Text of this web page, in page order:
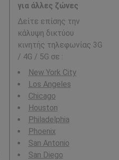
για άλλες ζώνες
Δείτε επίσης την
κάλυψη δικτύου
κινητής τηλεφωνίας 3G
/ 4G / 5G σε :
New York City
Los Angeles
Chicago
Houston
Philadelphia
Phoenix
San Antonio
San Diego